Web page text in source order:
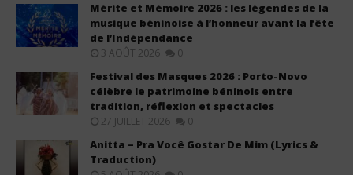
Mérite et Mémoire 2026 : les légendes de la
musique béninoise à l’honneur avant la fête
de l’Indépendance
3 AOÛT 2026 0
Festival des Masques 2026 : Porto-Novo
célèbre le patrimoine béninois entre
tradition, réflexion et spectacles
27 JUILLET 2026 0
Anitta – Pra Você Gostar De Mim (Lyrics &
Traduction)